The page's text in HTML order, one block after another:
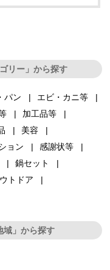
リー」から探す
パン
エビ・カニ等
加工品等
美容
ョン
感謝状等
鍋セット
トドア
域」から探す